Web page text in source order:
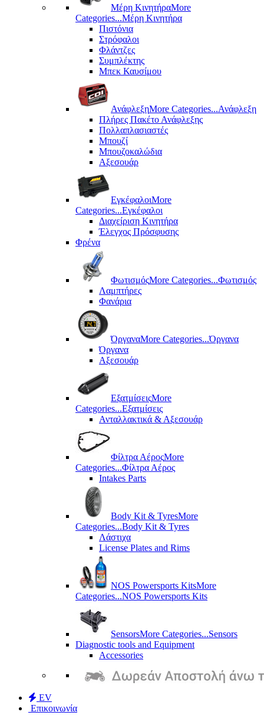
Μέρη KινητήραMore
Categories...Μέρη Kινητήρα
Πιστόνια
Στρόφαλοι
Φλάντζες
Συμπλέκτης
Μπεκ Καυσίμου
ΑνάφλεξηMore Categories...Ανάφλεξη
Πλήρες Πακέτο Ανάφλεξης
Πολλαπλασιαστές
Μπουζί
Μπουζοκαλώδια
Αξεσουάρ
ΕγκέφαλοιMore
Categories...Εγκέφαλοι
Διαχείριση Κινητήρα
Έλεγχος Πρόσφυσης
Φρένα
ΦωτισμόςMore Categories...Φωτισμός
Λαμπτήρες
Φανάρια
ΌργαναMore Categories...Όργανα
Όργανα
Αξεσουάρ
ΕξατμίσειςMore
Categories...Εξατμίσεις
Ανταλλακτικά & Αξεσουάρ
Φίλτρα ΑέροςMore
Categories...Φίλτρα Αέρος
Intakes Parts
Body Kit & TyresMore
Categories...Body Kit & Tyres
Λάστιχα
License Plates and Rims
NOS Powersports KitsMore
Categories...NOS Powersports Kits
SensorsMore Categories...Sensors
Diagnostic tools and Equipment
Accessories
EV
Επικοινωνία